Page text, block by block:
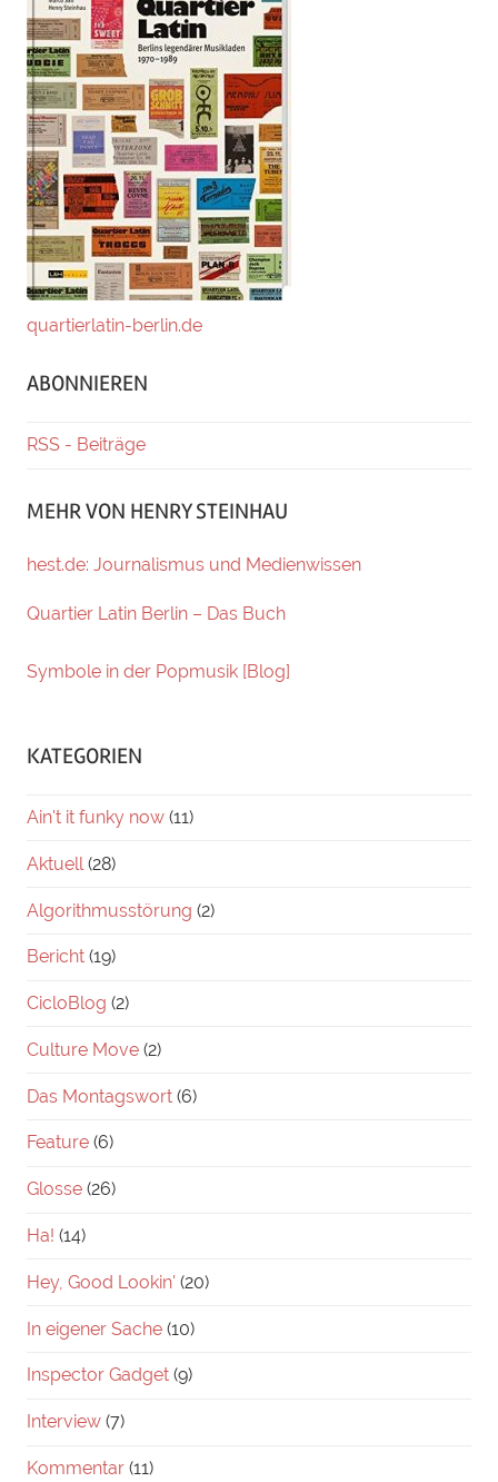
quartierlatin-berlin.de
ABONNIEREN
RSS - Beiträge
MEHR VON HENRY STEINHAU
hest.de: Journalismus und Medienwissen
Quartier Latin Berlin – Das Buch
Symbole in der Popmusik [Blog]
KATEGORIEN
Ain't it funky now (11)
Aktuell (28)
Algorithmusstörung (2)
Bericht (19)
CicloBlog (2)
Culture Move (2)
Das Montagswort (6)
Feature (6)
Glosse (26)
Ha! (14)
Hey, Good Lookin' (20)
In eigener Sache (10)
Inspector Gadget (9)
Interview (7)
Kommentar (11)